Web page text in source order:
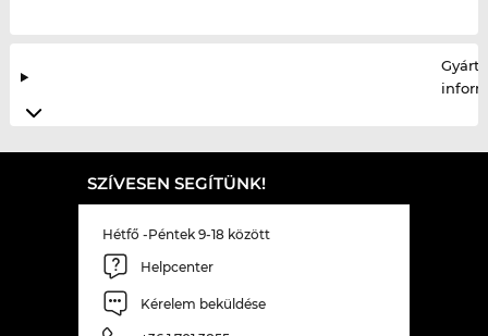
SZÍVESEN SEGÍTÜNK!
Hétfő -Péntek 9-18 között
Helpcenter
Kérelem beküldése